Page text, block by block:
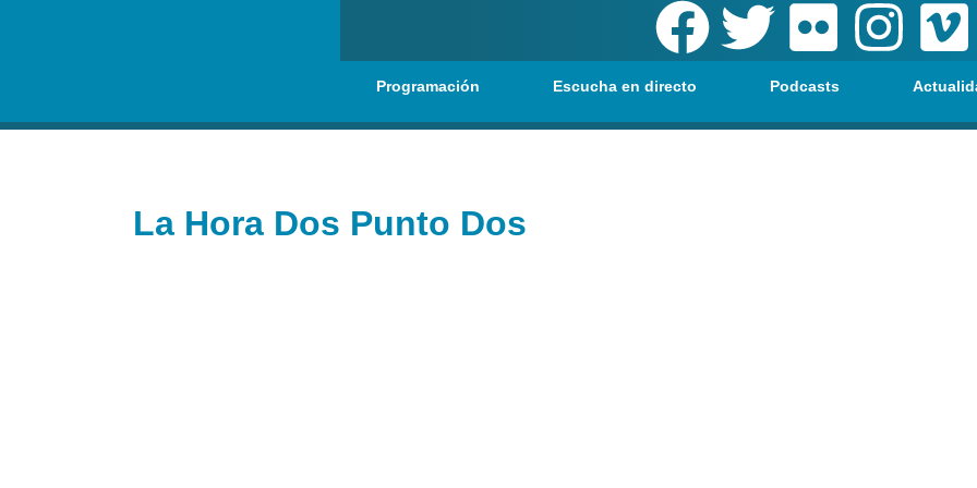
Programación Escucha en directo Podcasts
La Hora Dos Punto Dos